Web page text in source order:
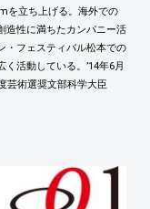
を立ち上げる。海外での
造性に満ちたカンパニー活
・フェスティバル松本での
活動している。’14年6月
芸術選奨文部科学大臣